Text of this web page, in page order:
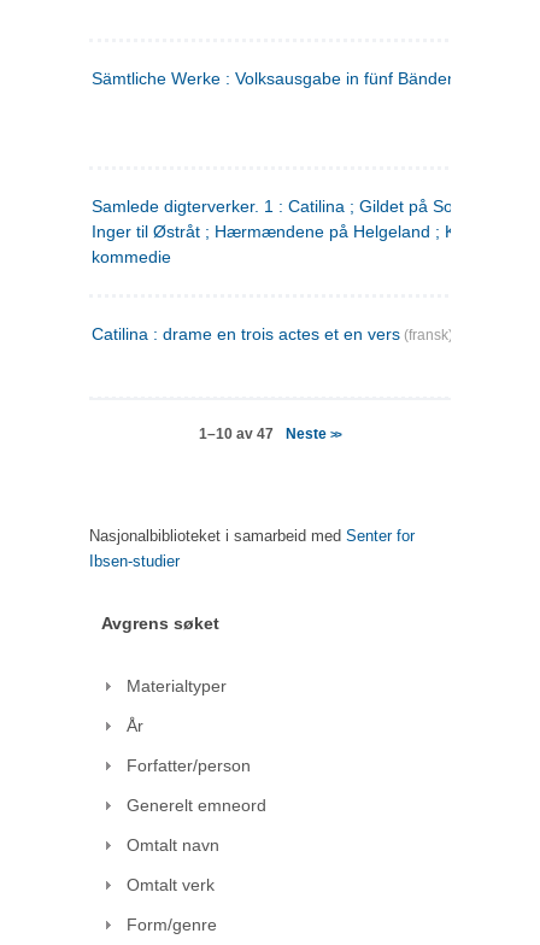
Sämtliche Werke : Volksausgabe in fünf Bänden
Samlede digterverker. 1 : Catilina ; Gildet på Solhaug ; Fru
Inger til Østråt ; Hærmændene på Helgeland ;
kommedie
Catilina : drame en trois actes et en vers (fransk)
1–10 av 47 Neste>>
Nasjonalbiblioteket i samarbeid med Senter for
Ibsen-studier
Avgrens søket
Materialtyper
År
Forfatter/person
Generelt emneord
Omtalt navn
Omtalt verk
Form/genre